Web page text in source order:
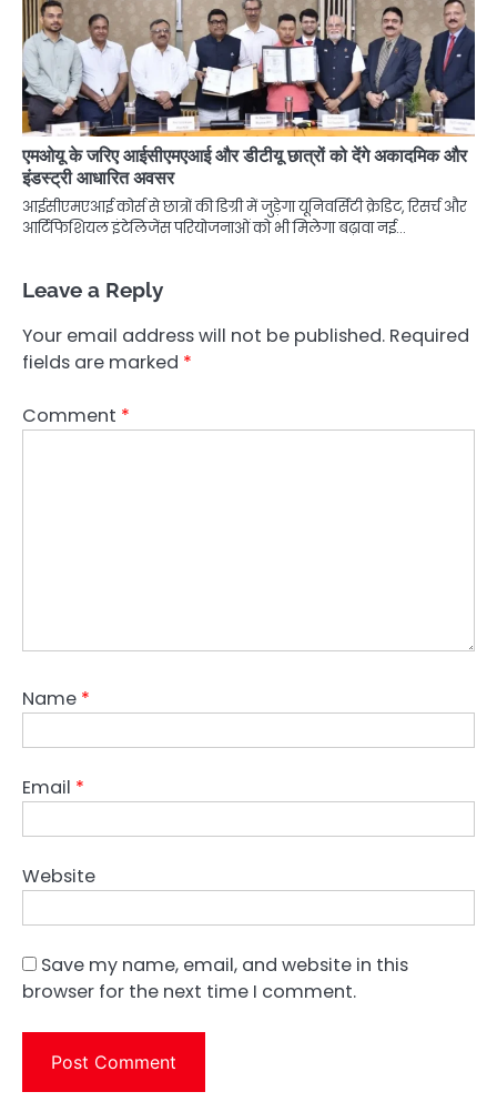
एमओयू के जरिए आईसीएमएआई और डीटीयू छात्रों को देंगे अकादमिक और
इंडस्ट्री आधारित अवसर
आईसीएमएआई कोर्स से छात्रों की डिग्री में जुड़ेगा यूनिवर्सिटी क्रेडिट, रिसर्च और
आर्टिफिशियल इंटेलिजेंस परियोजनाओं को भी मिलेगा बढ़ावा नई…
Leave a Reply
Your email address will not be published. Required
fields are marked *
Comment *
Name *
Email *
Website
Save my name, email, and website in this
browser for the next time I comment.